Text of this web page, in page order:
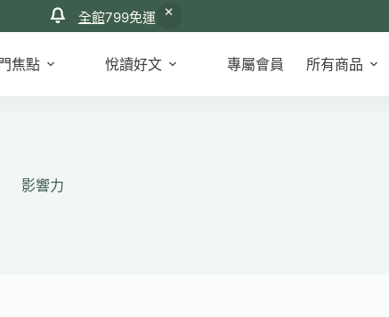
全館799免運
焦點 悅讀好文 專屬會員 所有商品
影響力